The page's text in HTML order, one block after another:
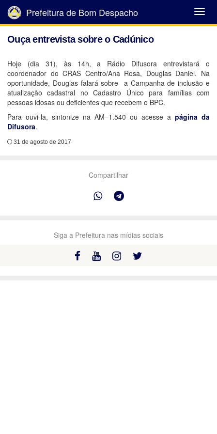
Abrir
Menu
Prefeitura de Bom Despacho
Ouça entrevista sobre o Cadúnico
Hoje (dia 31), às 14h, a Rádio Difusora entrevistará o
coordenador do CRAS Centro/Ana Rosa, Douglas Daniel. Na
oportunidade, Douglas falará sobre a Campanha de inclusão e
atualização cadastral no Cadastro Único para famílias com
pessoas idosas ou deficientes que recebem o BPC.
Para ouvi-la, sintonize na AM–1.540 ou acesse a página da
Difusora.
31 de agosto de 2017
Compartilhar
Siga a Prefeitura nas mídias sociais